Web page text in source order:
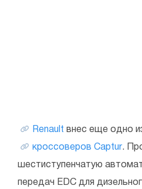
Renault внес еще одно
кроссоверов Captur.
шестиступенчатую
передач EDC для